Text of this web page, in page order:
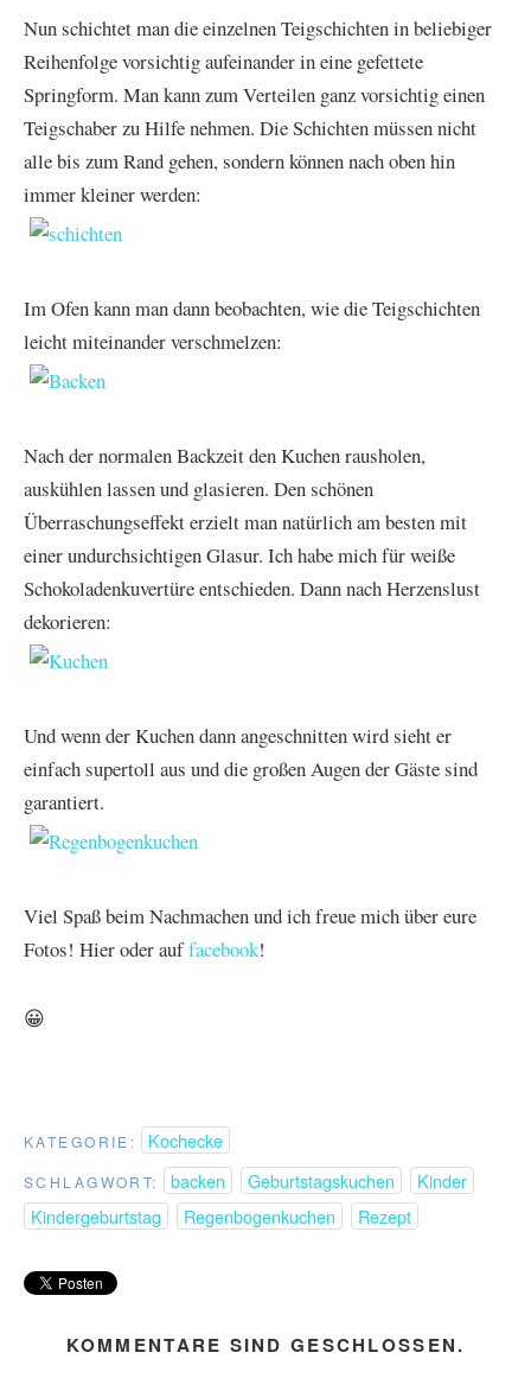
Nun schichtet man die einzelnen Teigschichten in beliebiger
Reihenfolge vorsichtig aufeinander in eine gefettete
Springform. Man kann zum Verteilen ganz vorsichtig einen
Teigschaber zu Hilfe nehmen. Die Schichten müssen nicht
alle bis zum Rand gehen, sondern können nach oben hin
immer kleiner werden:
Im Ofen kann man dann beobachten, wie die Teigschichten
leicht miteinander verschmelzen:
Nach der normalen Backzeit den Kuchen rausholen,
auskühlen lassen und glasieren. Den schönen
Überraschungseffekt erzielt man natürlich am besten mit
einer undurchsichtigen Glasur. Ich habe mich für weiße
Schokoladenkuvertüre entschieden. Dann nach Herzenslust
dekorieren:
Und wenn der Kuchen dann angeschnitten wird sieht er
einfach supertoll aus und die großen Augen der Gäste sind
garantiert.
Viel Spaß beim Nachmachen und ich freue mich über eure
Fotos! Hier oder auffacebook!
😀
KATEGORIE: Kochecke
SCHLAGWORT: backen Geburtstagskuchen
Kinder
Kindergeburtstag
Regenbogenkuchen Rezept
KOMMENTARE SIND GESCHLOSSEN.